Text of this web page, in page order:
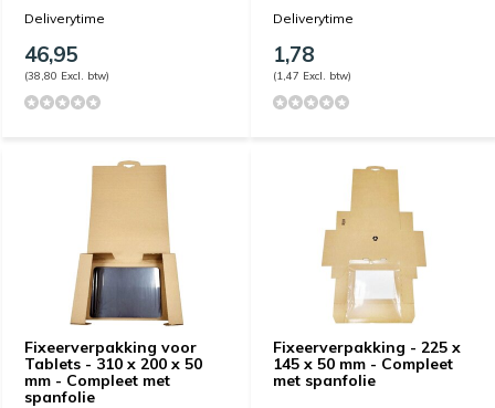
Deliverytime
46,95
(38,80 Excl. btw)
Deliverytime
1,78
(1,47 Excl. btw)
Fixeerverpakking voor
Tablets - 310 x 200 x 50
mm - Compleet met
spanfolie
Fixeerverpakking - 225 x
145 x 50 mm - Compleet
met spanfolie